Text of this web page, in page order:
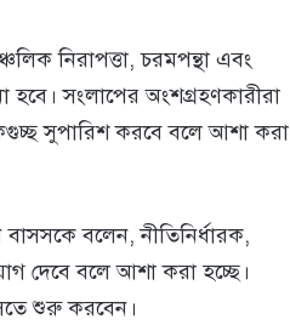
নিরাপত্তা, চরমপন্থা এবং
সংলাপের অংশগ্রহণকারীরা
সুপারিশ করবে বলে আশা করা
বলেন, নীতিনির্ধারক,
দেবে বলে আশা করা হচ্ছে।
শুরু করবেন।